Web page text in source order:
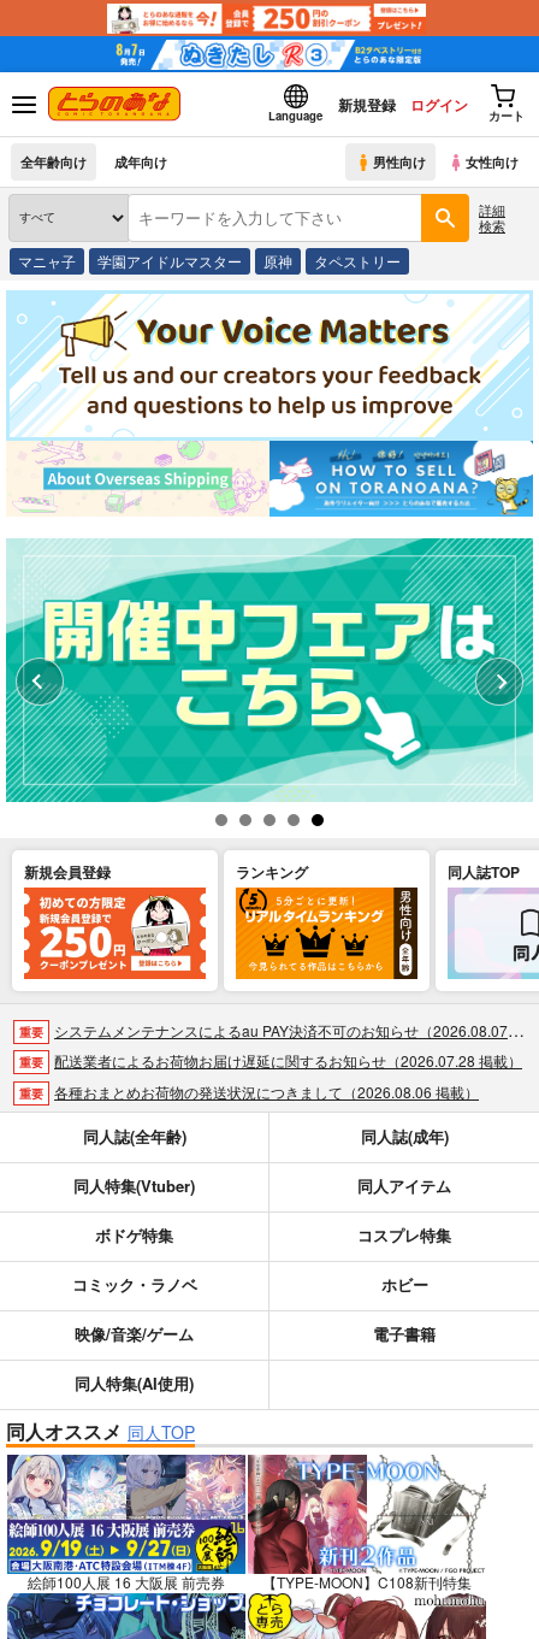
Language
新規登録 ログイン
カート
全年齢向け 成年向け 男性向け 女性向け
詳細
検索
マニャ子 学園アイドルマスター 原神 タペストリー
新規会員登録 ランキング 同人誌TOP
重要 システムメンテナンスによるau PAY決済不可のお知らせ（2026.08.07 掲載）
重要 配送業者によるお荷物お届け遅延に関するお知らせ（2026.07.28 掲載）
重要 各種おまとめお荷物の発送状況につきまして（2026.08.06 掲載）
おまとめサイクル「定期便(月2)」一般会員様の利用再開のお知らせ（2026.02.05 掲載）
重要 「とらのあな×駿河屋日本橋乙女同人誌館」通販店頭受取サービス開始のお知らせ（2026.01.05 更新｜2025.12.30 掲載）
【2025/12/1より】「通販ポイント⇒とらコイン変換キャンペーン」終了のお知らせ（2025.11.21 掲載）
個人情報保護方針の改定について（2025.09.19 更新｜2025.08.01 掲載）
重要 ポイント付与・管理体制改定のお知らせ（2024.11.20 掲載）
全てのお知らせを見る
同人誌(全年齢) 同人誌(成年)
同人特集(Vtuber) 同人アイテム
ボドゲ特集 コスプレ特集
コミック・ラノベ ホビー
映像/音楽/ゲーム 電子書籍
同人特集(AI使用)
同人オススメ 同人TOP
絵師100人展 16 大阪展 前売券 【TYPE-MOON】C108新刊特集